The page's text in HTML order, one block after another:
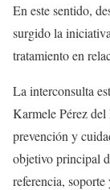
En este sentido,
surgido la
tratamiento en
La interconsulta
Karmele Pérez
prevención y
objetivo principal
referencia,